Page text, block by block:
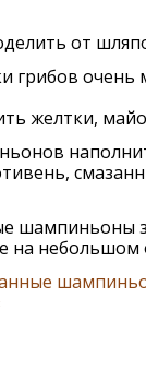
от
грибов очень
желтки,
шампиньоны
на небольшом